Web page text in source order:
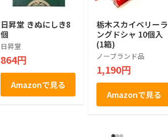
日昇堂 きぬにしき8
個
日昇堂
864円
Amazonで見る
栃木スカイベリーラ
ングドシャ 10個入
(1箱)
ノーブランド品
1,190円
Amazonで見る